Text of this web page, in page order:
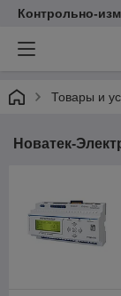
Контрольно-
Товары и
Новатек-